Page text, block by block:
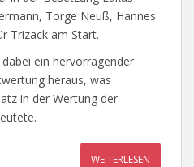
Torge Neuß, Hannes
Trizack am Start.
ein hervorragender
heraus, was
in der Wertung der
WEITERLESEN